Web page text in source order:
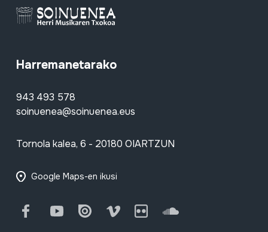
Harremanetarako
943 493 578
soinuenea@soinuenea.eus
Tornola kalea, 6 - 20180 OIARTZUN
Google Maps-en ikusi
FacebookYoutube Issuu Vimeo Flickr SoundCloud